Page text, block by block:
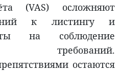
(VAS) осложняют
к листингу и
на соблюдение
требований.
остаются